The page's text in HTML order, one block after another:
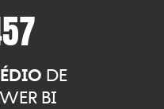
DE
BI